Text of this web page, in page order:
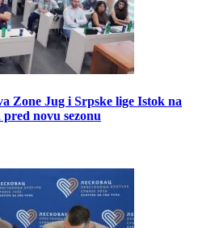
Zone Jug i Srpske lige Istok na
novu sezonu